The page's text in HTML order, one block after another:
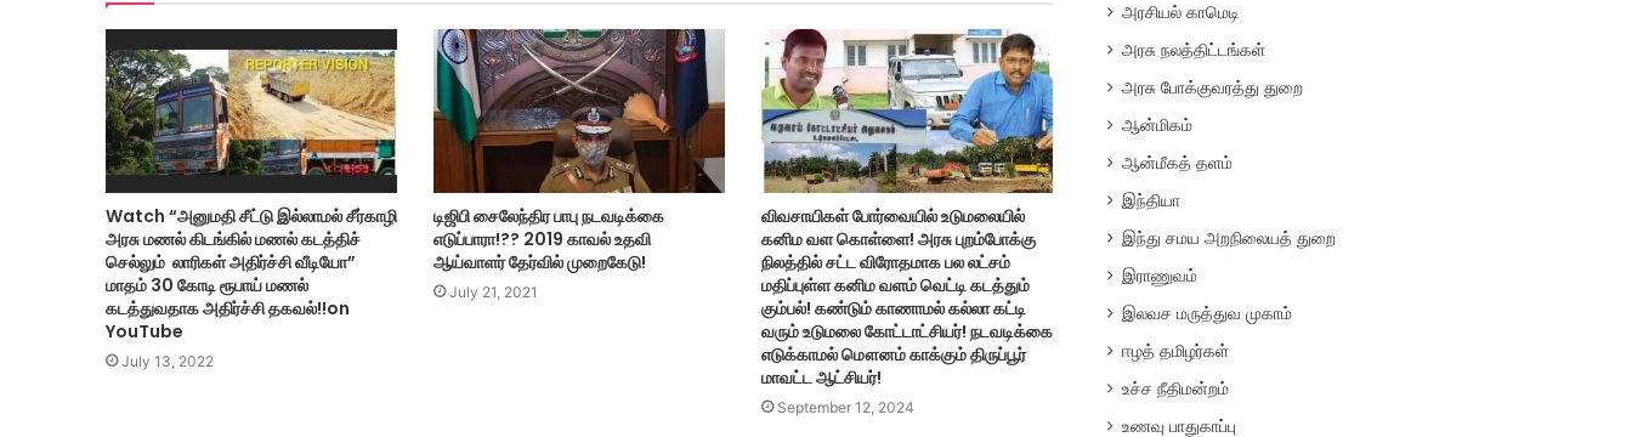
Watch “அனுமதி சீட்டு இல்லாமல் சீர்காழி
அரசு மணல் கிடங்கில் மணல் கடத்திச்
செல்லும் லாரிகள் அதிர்ச்சி வீடியோ”
மாதம் 30 கோடி ரூபாய் மணல்
கடத்துவதாக அதிர்ச்சி தகவல்!!on
YouTube
July 13, 2022
டிஜிபி சைலேந்திர பாபு நடவடிக்கை
எடுப்பாரா!?? 2019 காவல் உதவி
ஆய்வாளர் தேர்வில் முறைகேடு!
July 21, 2021
விவசாயிகள் போர்வையில் உடுமலையில்
கனிம வள கொள்ளை! அரசு புறம்போக்கு
நிலத்தில் சட்ட விரோதமாக பல லட்சம்
மதிப்புள்ள கனிம வளம் வெட்டி கடத்தும்
கும்பல்! கண்டும் காணாமல் கல்லா கட்டி
வரும் உடுமலை கோட்டாட்சியர்! நடவடிக்கை
எடுக்காமல் மௌனம் காக்கும் திருப்பூர்
மாவட்ட ஆட்சியர்!
September 12, 2024
அரசியல் காமெடி
அரசு நலத்திட்டங்கள்
அரசு போக்குவரத்து துறை
ஆன்மிகம்
ஆன்மீகத் தளம்
இந்தியா
இந்து சமய அறநிலையத் துறை
இராணுவம்
இலவச மருத்துவ முகாம்
ஈழத் தமிழர்கள்
உச்ச நீதிமன்றம்
உணவு பாதுகாப்பு